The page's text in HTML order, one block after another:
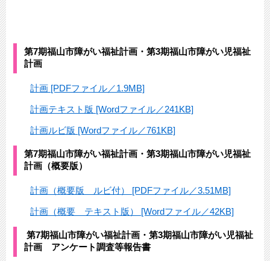
第7期福山市障がい福祉計画・第3期福山市障がい児福祉
計画
計画 [PDFファイル／1.9MB]
計画テキスト版 [Wordファイル／241KB]
計画ルビ版 [Wordファイル／761KB]
第7期福山市障がい福祉計画・第3期福山市障がい児福祉
計画（概要版）
計画（概要版 ルビ付） [PDFファイル／3.51MB]
計画（概要 テキスト版） [Wordファイル／42KB]
第7期福山市障がい福祉計画・第3期福山市障がい児福祉
計画 アンケート調査等報告書